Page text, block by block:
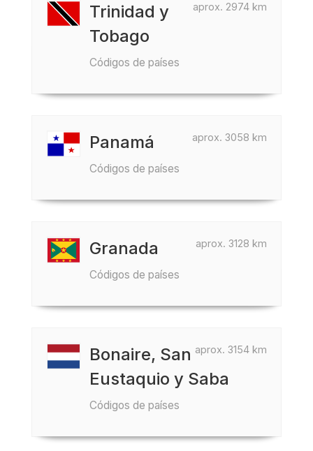
aprox. 2974 km
Trinidad y
Tobago
Códigos de países
aprox. 3058 km
Panamá
Códigos de países
aprox. 3128 km
Granada
Códigos de países
aprox. 3154 km
Bonaire, San
Eustaquio y Saba
Códigos de países